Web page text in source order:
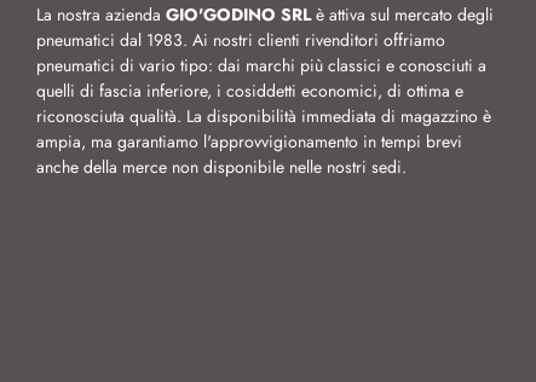
La nostra azienda GIO'GODINO SRLè attiva sul mercato degli
pneumatici dal 1983. Ai nostri clienti rivenditori offriamo
pneumatici di vario tipo: dai marchi più classici e conosciuti a
quelli di fascia inferiore, i cosiddetti economici, di ottima e
riconosciuta qualità. La disponibilità immediata di magazzino è
ampia, ma garantiamo l'approvvigionamento in tempi brevi
anche della merce non disponibile nelle nostri sedi.